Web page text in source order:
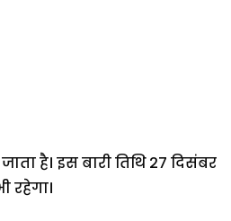
है। इस बारी तिथि 27 दिसंबर
रहेगा।